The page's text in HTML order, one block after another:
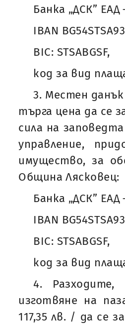
Банка „ДСК”
IBAN
BIC: STSABGSF,
код за вид
3. Местен
търга цена да се
сила на
управление,
имущество, за
Община Лясковец:
Банка „ДСК”
IBAN
BIC: STSABGSF,
код за вид
4.
изготвяне на
117,35 лв. / да се